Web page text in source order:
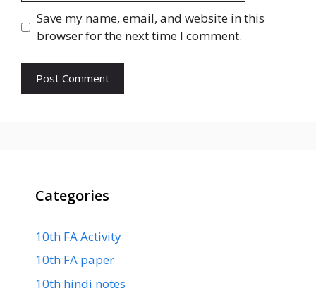
Save my name, email, and website in this
browser for the next time I comment.
Categories
10th FA Activity
10th FA paper
10th hindi notes